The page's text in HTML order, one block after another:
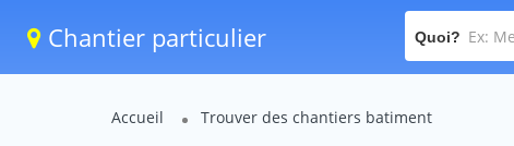
Chantier particulier Quoi?
Accueil Trouver des chantiers batiment